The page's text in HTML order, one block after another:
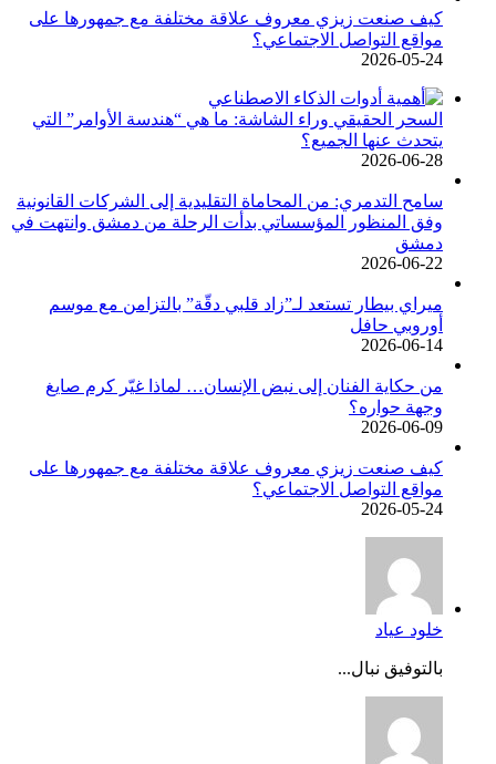
كيف صنعت زيزي معروف علاقة مختلفة مع جمهورها على
مواقع التواصل الاجتماعي؟
2026-05-24
السحر الحقيقي وراء الشاشة: ما هي “هندسة الأوامر” التي
يتحدث عنها الجميع؟
2026-06-28
سامح التدمري: من المحاماة التقليدية إلى الشركات القانونية
وفق المنظور المؤسساتي بدأت الرحلة من دمشق وانتهت في
دمشق
2026-06-22
ميراي بيطار تستعد لـ”زاد قلبي دقّة” بالتزامن مع موسم
أوروبي حافل
2026-06-14
من حكاية الفنان إلى نبض الإنسان… لماذا غيّر كرم صايغ
وجهة حواره؟
2026-06-09
كيف صنعت زيزي معروف علاقة مختلفة مع جمهورها على
مواقع التواصل الاجتماعي؟
2026-05-24
خلود عياد
بالتوفيق نبال...